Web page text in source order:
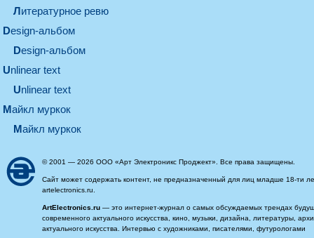
литературное ревю
design-альбом
design-альбом
unlinear text
Unlinear text
майкл муркок
майкл муркок
© 2001 — 2026 ООО «Арт Электроникс Проджект». Все права защищены.
Сайт может содержать контент, не предназначенный для лиц младше 18-ти
artelectronics.ru.
ArtElectronics.ru — это интернет-журнал о самых обсуждаемых трендах
современного актуального искусства, кино, музыки, дизайна, литературы,
актуального искусства. Интервью с художниками, писателями, футурологами